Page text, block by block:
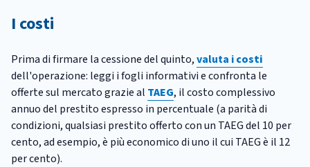
I costi
Prima di firmare la cessione del quinto,valuta icosti
dell'operazione: leggi i fogli informativi e confronta le
offerte sul mercato grazie al TAEG, il costo complessivo
annuo del prestito espresso in percentuale (a parità di
condizioni, qualsiasi prestito offerto con un TAEG del 10 per
cento, ad esempio, è più economico di uno il cui TAEG è il 12
per cento).